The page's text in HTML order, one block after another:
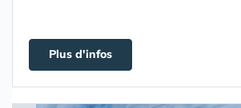
Plus d'infos